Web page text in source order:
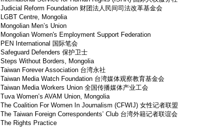
Judicial Reform Foundation 财团法人民间司法改革基金会
LGBT Centre, Mongolia
Mongolian Men’s Union
Mongolian Women's Employment Support Federation
PEN International 国际笔会
Safeguard Defenders 保护卫士
Steps Without Borders, Mongolia
Taiwan Forever Association 台湾永社
Taiwan Media Watch Foundation 台湾媒体观察教育基金会
Taiwan Media Workers Union 全国传播媒体产业工会
Tuva Women’s AVAM Union, Mongolia
The Coalition For Women In Journalism (CFWIJ) 女性记者联盟
The Taiwan Foreign Correspondents’ Club 台湾外籍记者联谊会
The Rights Practice